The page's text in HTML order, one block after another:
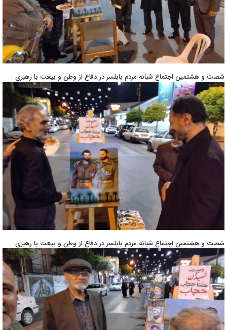
شصت و هشتمین اجتماع شبانه مردم بابلسر در دفاع از وطن و بیعت با رهبری
شصت و هشتمین اجتماع شبانه مردم بابلسر در دفاع از وطن و بیعت با رهبری